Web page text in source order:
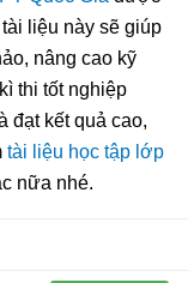
liệu này sẽ giúp
nâng cao kỹ
thi tốt nghiệp
đạt kết quả cao,
tài liệu học tập lớp
nữa nhé.